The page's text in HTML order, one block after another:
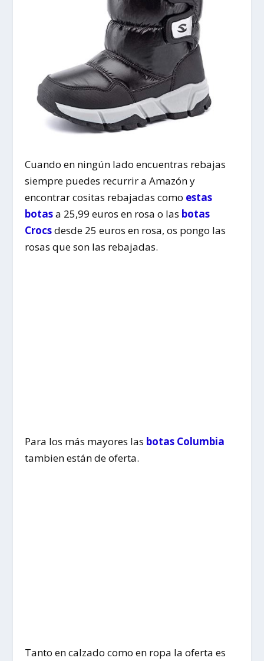
Cuando en ningún lado encuentras rebajas
siempre puedes recurrir a Amazón y
encontrar cositas rebajadas como estas
botasa 25,99 euros en rosa o las botas
Crocsdesde 25 euros en rosa, os pongo las
rosas que son las rebajadas.
Para los más mayores las botas Columbia
tambien están de oferta.
Tanto en calzado como en ropa la oferta es